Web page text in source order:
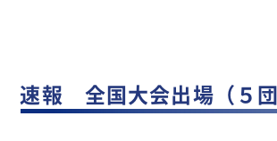
速報 全国大会出場（５団